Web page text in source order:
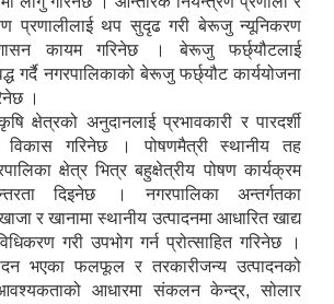
प्रणालीलाई थप सुदृढ गरी बेरूजु न्यूनिकरण
कायम गरिनेछ । बेरूजु फर्छ्यौटलाई
गर्दै नगरपालिकाको बेरूजु फर्छ्यौट कार्ययोजना
।
क्षेत्रको अनुदानलाई प्रभावकारी र पारदर्शी
विकास गरिनेछ । पोषणमैत्री स्थानीय तह
क्षेत्र भित्र बहुक्षेत्रीय पोषण कार्यक्रम
दिइनेछ । नगरपालिका अन्तर्गतका
र खानामा स्थानीय उत्पादनमा आधारित खाद्य
गरी उपभोग गर्न प्रोत्साहित गरिनेछ ।
भएका फलफूल र तरकारीजन्य उत्पादनको
आधारमा संकलन केन्द्र, सोलार